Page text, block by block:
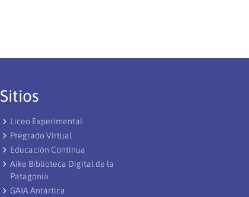
Sitios
Liceo Experimental
Pregrado Virtual
Educación Continua
Aike Biblioteca Digital de la
Patagonia
GAIA Antártica